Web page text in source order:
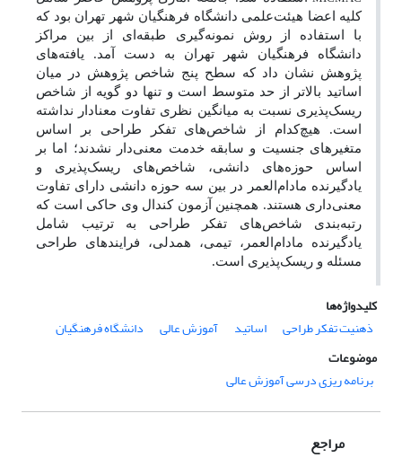
کلیه اعضا هیئت‌علمی دانشگاه فرهنگیان شهر تهران بود که
با استفاده از روش نمونه‌گیری طبقه‌ای از بین مراکز
دانشگاه فرهنگیان شهر تهران به دست آمد. یافته‌های
پژوهش نشان داد که سطح پنج شاخص پژوهش در میان
اساتید بالاتر از حد متوسط است و تنها دو گویه از شاخص
ریسک‌پذیری نسبت به میانگین نظری تفاوت معنادار نداشته
است. هیچ‌کدام از شاخص‌های تفکر طراحی بر اساس
متغیرهای جنسیت و سابقه خدمت معنی‌دار نشدند؛ اما بر
اساس حوزه‌های دانشی، شاخص‌های ریسک‌پذیری و
یادگیرنده مادام‌العمر در بین سه حوزه دانشی دارای تفاوت
معنی‌داری هستند. همچنین آزمون کندال وی حاکی است که
رتبه‌بندی شاخص‌های تفکر طراحی به ترتیب شامل
یادگیرنده مادام‌العمر، تیمی، همدلی، فرایندهای طراحی
مسئله و ریسک‌پذیری است.
کلیدواژه‌ها
ذهنیت تفکر طراحی
اساتید آموزش عالی
دانشگاه فرهنگیان
موضوعات
برنامه ریزی درسی آموزش عالی
مراجع